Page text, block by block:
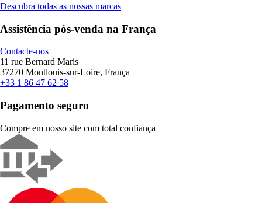
Descubra todas as nossas marcas
Assistência pós-venda na França
Contacte-nos
11 rue Bernard Maris
37270 Montlouis-sur-Loire, França
+33 1 86 47 62 58
Pagamento seguro
Compre em nosso site com total confiança